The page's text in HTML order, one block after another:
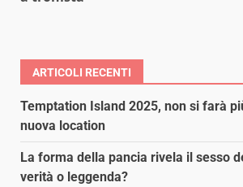
ARTICOLI RECENTI
Temptation Island 2025, non si farà
nuova location
La forma della pancia rivela il sesso
verità o leggenda?